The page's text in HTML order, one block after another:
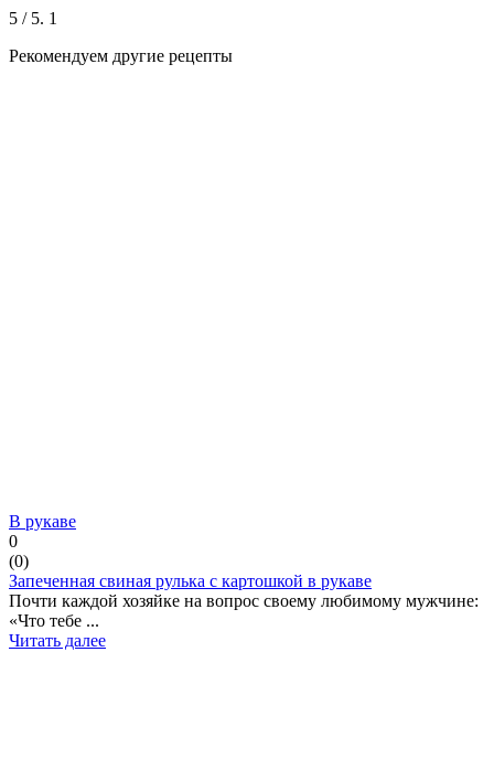
5 / 5. 1
Рекомендуем другие рецепты
В рукаве
0
(0)
Запеченная свиная рулька с картошкой в рукаве
Почти каждой хозяйке на вопрос своему любимому мужчине:
«Что тебе ...
Читать далее